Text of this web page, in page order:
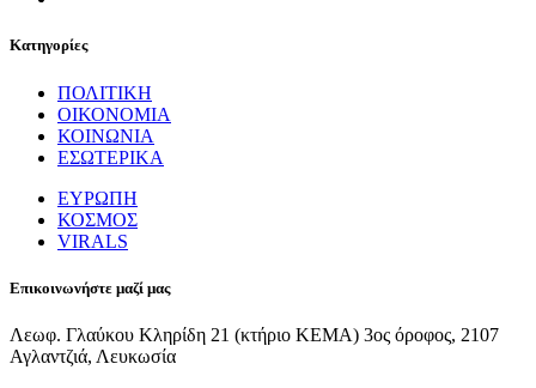
Κατηγορίες
ΠΟΛΙΤΙΚΗ
ΟΙΚΟΝΟΜΙΑ
ΚΟΙΝΩΝΙΑ
ΕΣΩΤΕΡΙΚΑ
ΕΥΡΩΠΗ
ΚΟΣΜΟΣ
VIRALS
Επικοινωνήστε μαζί μας
Λεωφ. Γλαύκου Κληρίδη 21 (κτήριο ΚΕΜΑ) 3ος όροφος, 2107
Αγλαντζιά, Λευκωσία